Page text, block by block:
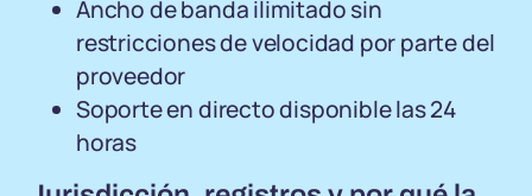
Ancho de banda ilimitado sin
restricciones de velocidad por parte del
proveedor
Soporte en directo disponible las 24
horas